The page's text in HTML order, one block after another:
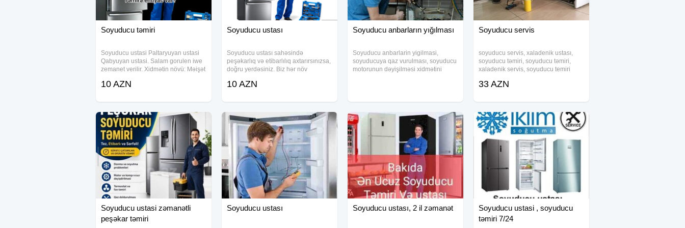
Soyuducu təmiri
Soyuducu ustasi Paltaryuyan ustasi
Qabyuyan ustasi. Salam gorulen iwe
zemanet verilir. Xidmətin növü: Məişət
10 AZN
Soyuducu ustası
Soyuducu ustası sahəsində
peşəkarlıq və etibarlılıq axtarırsınızsa,
doğru yerdəsiniz. Biz hər növ
qiymətlərlə və zəmanətli şəkildə
xidmətimiz sürətli və
10 AZN
Soyuducu anbarların yığılması
Soyuducu anbarlarin yigilmasi,
soyuducuya qaz vurulması, soyuducu
motorunun dəyişilməsi xidmətini
axtarışında olanlar bu işi
Soyuducu servis
soyuducu servis, xaladenik ustası,
soyuducu təmiri, soyuducu təmiri,
xaladenik servis, soyuducu temiri
Təmir Xidməti Soyuducunuz əvvəlki
ola bilər.
33 AZN
Soyuducu ustasi zəmanətli
peşəkar təmiri
Soyuducu ustası Soyuducu ustası, 2 il zəmanət
Soyuducu ustasi , soyuducu
təmiri 7/24